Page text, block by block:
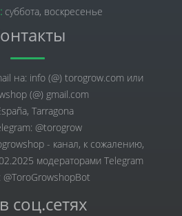
суббота, воскресенье
на: info (@) torogrow.com или
(@) gmail.com
Tarragona
@torogrow
- канал, к сожалению,
модераторами Telegram
соц.сетях